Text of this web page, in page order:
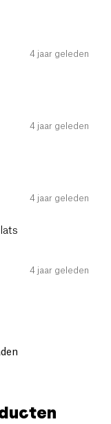
4 jaar geleden
4 jaar geleden
4 jaar geleden
4 jaar geleden